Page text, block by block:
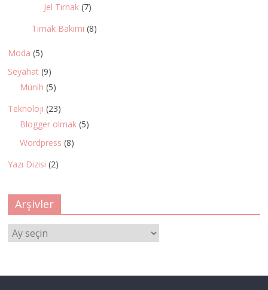
Jel Tırnak (7)
Tırnak Bakımı (8)
Moda (5)
Seyahat (9)
Münih (5)
Teknoloji (23)
Blogger olmak (5)
Wordpress (8)
Yazı Dizisi (2)
Arşivler
Arşivler